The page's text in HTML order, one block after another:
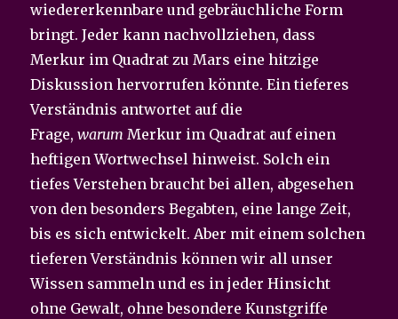
wiedererkennbare und gebräuchliche Form
bringt. Jeder kann nachvollziehen, dass
Merkur im Quadrat zu Mars eine hitzige
Diskussion hervorrufen könnte. Ein tieferes
Verständnis antwortet auf die
Frage,warumMerkur im Quadrat auf einen
heftigen Wortwechsel hinweist. Solch ein
tiefes Verstehen braucht bei allen, abgesehen
von den besonders Begabten, eine lange Zeit,
bis es sich entwickelt. Aber mit einem solchen
tieferen Verständnis können wir all unser
Wissen sammeln und es in jeder Hinsicht
ohne Gewalt, ohne besondere Kunstgriffe